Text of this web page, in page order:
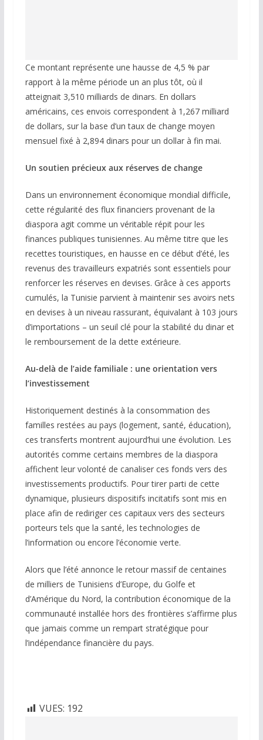
Ce montant représente une hausse de 4,5 % par
rapport à la même période un an plus tôt, où il
atteignait 3,510 milliards de dinars. En dollars
américains, ces envois correspondent à 1,267 milliard
de dollars, sur la base d’un taux de change moyen
mensuel fixé à 2,894 dinars pour un dollar à fin mai.
Un soutien précieux aux réserves de change
Dans un environnement économique mondial difficile,
cette régularité des flux financiers provenant de la
diaspora agit comme un véritable répit pour les
finances publiques tunisiennes. Au même titre que les
recettes touristiques, en hausse en ce début d’été, les
revenus des travailleurs expatriés sont essentiels pour
renforcer les réserves en devises. Grâce à ces apports
cumulés, la Tunisie parvient à maintenir ses avoirs nets
en devises à un niveau rassurant, équivalant à 103 jours
d’importations – un seuil clé pour la stabilité du dinar et
le remboursement de la dette extérieure.
Au-delà de l’aide familiale : une orientation vers
l’investissement
Historiquement destinés à la consommation des
familles restées au pays (logement, santé, éducation),
ces transferts montrent aujourd’hui une évolution. Les
autorités comme certains membres de la diaspora
affichent leur volonté de canaliser ces fonds vers des
investissements productifs. Pour tirer parti de cette
dynamique, plusieurs dispositifs incitatifs sont mis en
place afin de rediriger ces capitaux vers des secteurs
porteurs tels que la santé, les technologies de
l’information ou encore l’économie verte.
Alors que l’été annonce le retour massif de centaines
de milliers de Tunisiens d’Europe, du Golfe et
d’Amérique du Nord, la contribution économique de la
communauté installée hors des frontières s’affirme plus
que jamais comme un rempart stratégique pour
l’indépendance financière du pays.
VUES: 192